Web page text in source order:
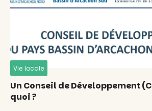
Vie locale
Un Conseil de Développement
quoi ?